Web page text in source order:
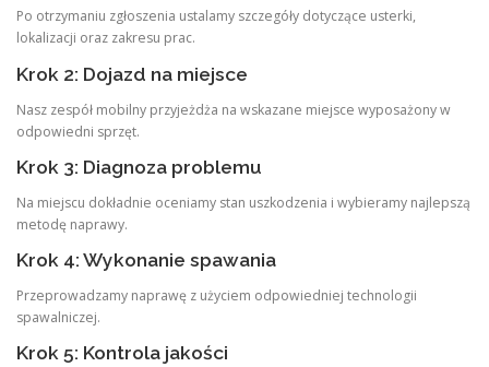
Po otrzymaniu zgłoszenia ustalamy szczegóły dotyczące usterki,
lokalizacji oraz zakresu prac.
Krok 2: Dojazd na miejsce
Nasz zespół mobilny przyjeżdża na wskazane miejsce wyposażony w
odpowiedni sprzęt.
Krok 3: Diagnoza problemu
Na miejscu dokładnie oceniamy stan uszkodzenia i wybieramy najlepszą
metodę naprawy.
Krok 4: Wykonanie spawania
Przeprowadzamy naprawę z użyciem odpowiedniej technologii
spawalniczej.
Krok 5: Kontrola jakości